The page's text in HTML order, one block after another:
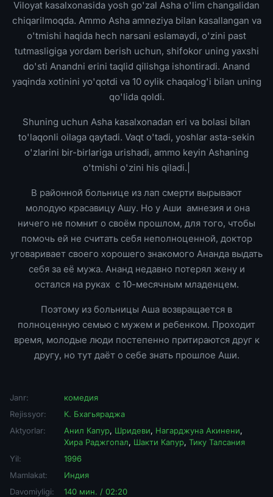
Viloyat kasalxonasida yosh go'zal Asha o'lim changalidan
chiqarilmoqda. Ammo Asha amneziya bilan kasallangan va
o'tmishi haqida hech narsani eslamaydi, o'zini past
tutmasligiga yordam berish uchun, shifokor uning yaxshi
do'sti Anandni erini taqlid qilishga ishontiradi. Anand
yaqinda xotinini yo'qotdi va 10 oylik chaqalog'i bilan uning
qo'lida qoldi.
Shuning uchun Asha kasalxonadan eri va bolasi bilan
to'laqonli oilaga qaytadi. Vaqt o'tadi, yoshlar asta-sekin
o'zlarini bir-birlariga urishadi, ammo keyin Ashaning
o'tmishi o'zini his qiladi.|
В районной больнице из лап смерти вырывают
молодую красавицу Ашу. Но у Аши амнезия и она
ничего не помнит о своём прошлом, для того, чтобы
помочь ей не считать себя неполноценной, доктор
уговаривает своего хорошего знакомого Ананда выдать
себя за её мужа. Ананд недавно потерял жену и
остался на руках с 10-месячным младенцем.
Поэтому из больницы Аша возвращается в
полноценную семью с мужем и ребенком. Проходит
время, молодые люди постепенно притираются друг к
другу, но тут даёт о себе знать прошлое Аши.
Janr:
комедия
Rejissyor:
К. Бхагьяраджа
Aktyorlar:
Анил Капур, Шридеви, Нагарджуна Акинени,
Хира Раджгопал, Шакти Капур, Тику Талсания
Yil:
1996
Mamlakat:
Индия
Davomiyligi:
140 мин. / 02:20